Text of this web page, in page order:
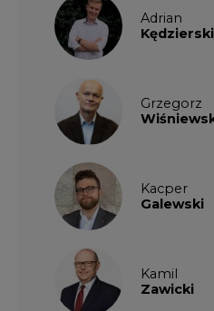
Adrian
Kędzierski
Grzegorz
Kacper
Galewski
Kamil
Zawicki